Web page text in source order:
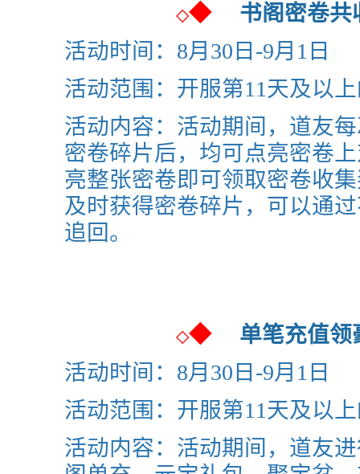
◇◆
书阁密卷
活动时间：8月30日-9月1日
活动范围：开服第11天及以
活动内容：活动期间，道友
密卷碎片后，均可点亮密卷
亮整张密卷即可领取密卷收
及时获得密卷碎片，可以通
追回。
◇◆
单笔充值
活动时间：8月30日-9月1日
活动范围：开服第11天及以
活动内容：活动期间，道友